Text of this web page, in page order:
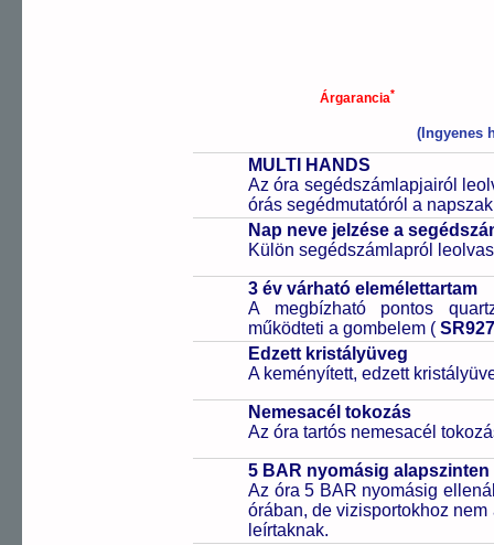
Árgarancia*
(Ingyenes
MULTI HANDS
Az óra segédszámlapjairól
órás segédmutatóról a
Nap neve jelzése a
Külön segédszámlapról
3 év várható elemélettartam
A megbízható pontos
működteti a gombelem (
Edzett kristályüveg
A keményített, edzett
Nemesacél tokozás
Az óra tartós nemesacél
5 BAR nyomásig alapszinten
Az óra 5 BAR nyomásig
órában, de vizisportokhoz
leírtaknak.